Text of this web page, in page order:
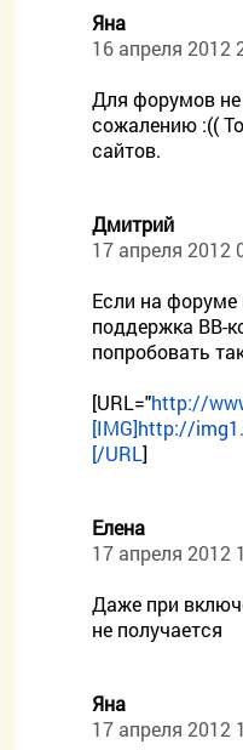
Яна
16 апреля 2012
Для форумов не
сожалению :((
сайтов.
Дмитрий
17 апреля 2012
Если на форуме
поддержка ВВ-
попробовать
[URL="http://
[IMG]http://
[/URL]
Елена
17 апреля 2012
Даже при
не получается
Яна
17 апреля 2012